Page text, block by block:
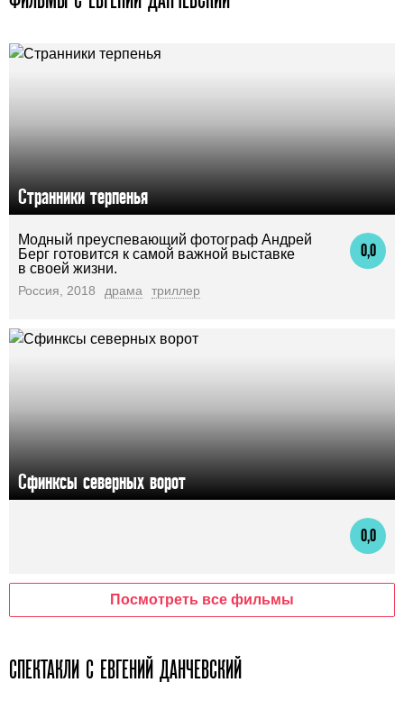
Странники терпенья
0,0
Модный преуспевающий фотограф Андрей
Берг готовится к самой важной выставке
в своей жизни.
Россия, 2018 драма триллер
Сфинксы северных ворот
0,0
Посмотреть все фильмы
СПЕКТАКЛИ С ЕВГЕНИЙ ДАНЧЕВСКИЙ